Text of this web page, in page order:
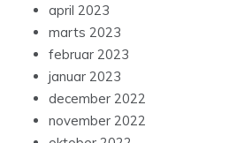
april 2023
marts 2023
februar 2023
januar 2023
december 2022
november 2022